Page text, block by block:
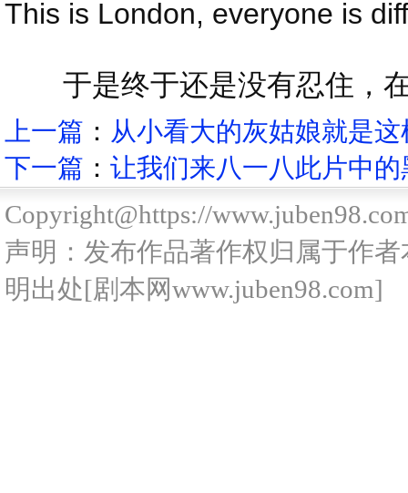
This is London, everyone is
于是终于还是没有忍住，
上一篇 ： 从小看大的灰姑娘就是这
下一篇 ： 让我们来八一八此片中的
Copyright@https://
声明：发布作品著作权归属于作
明出处[剧本网www.juben98.com]